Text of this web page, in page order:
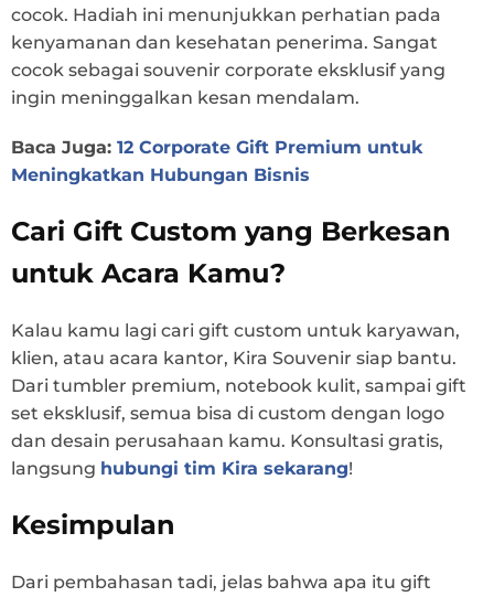
cocok. Hadiah ini menunjukkan perhatian pada
kenyamanan dan kesehatan penerima. Sangat
cocok sebagai souvenir corporate eksklusif yang
ingin meninggalkan kesan mendalam.
Baca Juga: 12 Corporate Gift Premium untuk
Meningkatkan Hubungan Bisnis
Cari Gift Custom yang Berkesan
untuk Acara Kamu?
Kalau kamu lagi cari gift custom untuk karyawan,
klien, atau acara kantor, Kira Souvenir siap bantu.
Dari tumbler premium, notebook kulit, sampai gift
set eksklusif, semua bisa di custom dengan logo
dan desain perusahaan kamu. Konsultasi gratis,
langsung hubungi tim Kira sekarang!
Kesimpulan
Dari pembahasan tadi, jelas bahwa apa itu gift